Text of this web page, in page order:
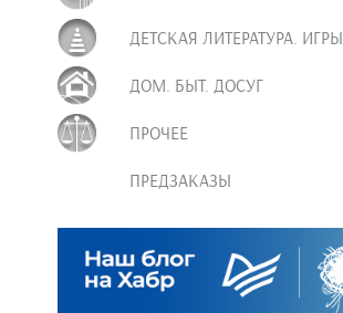
ДЕТСКАЯ ЛИТЕРАТУРА. ИГРЫ
ДОМ. БЫТ. ДОСУГ
ПРОЧЕЕ
ПРЕДЗАКАЗЫ